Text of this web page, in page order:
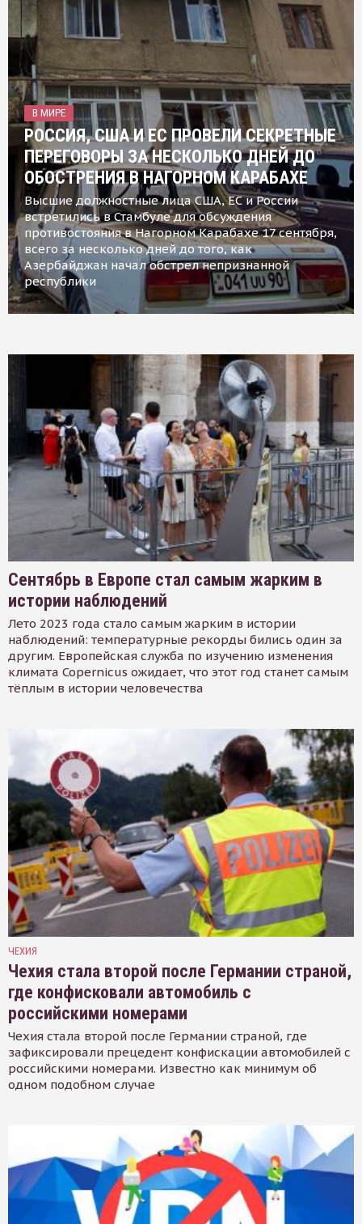
В МИРЕ
РОССИЯ, США И ЕС ПРОВЕЛИ СЕКРЕТНЫЕ
ПЕРЕГОВОРЫ ЗА НЕСКОЛЬКО ДНЕЙ ДО
ОБОСТРЕНИЯ В НАГОРНОМ КАРАБАХЕ
Высшие должностные лица США, ЕС и России
встретились в Стамбуле для обсуждения
противостояния в Нагорном Карабахе 17 сентября,
всего за несколько дней до того, как
Азербайджан начал обстрел непризнанной
республики
Сентябрь в Европе стал самым жарким в
истории наблюдений
Лето 2023 года стало самым жарким в истории
наблюдений: температурные рекорды бились один за
другим. Европейская служба по изучению изменения
климата Copernicus ожидает, что этот год станет самым
тёплым в истории человечества
ЧЕХИЯ
Чехия стала второй после Германии страной,
где конфисковали автомобиль с
российскими номерами
Чехия стала второй после Германии страной, где
зафиксировали прецедент конфискации автомобилей с
российскими номерами. Известно как минимум об
одном подобном случае